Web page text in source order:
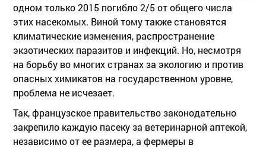
одном только 2015 погибло 2/5 от общего числа
этих насекомых. Виной тому также становятся
климатические изменения, распространение
экзотических паразитов и инфекций. Но, несмотря
на борьбу во многих странах за экологию и против
опасных химикатов на государственном уровне,
проблема не исчезает.
Так, французское правительство законодательно
закрепило каждую пасеку за ветеринарной аптекой,
независимо от ее размера, а фермеры в